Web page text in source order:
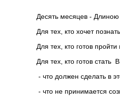
Десять месяцев -
Для тех, кто хочет
Для тех, кто готов
Для тех, кто готов
- что должен сделать в
- что не принимается